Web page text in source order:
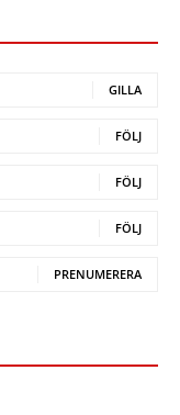
GILLA
FÖLJ
FÖLJ
FÖLJ
PRENUMERERA